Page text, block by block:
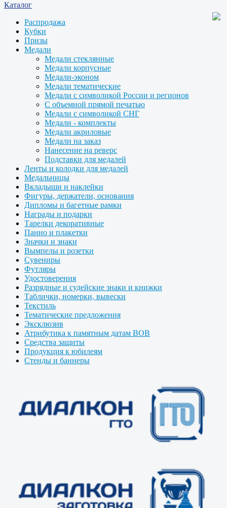
Каталог
Распродажа
Кубки
Призы
Медали
Медали стеклянные
Медали корпусные
Медали-эконом
Медали тематические
Медали с символикой России и регионов
С объемной прямой печатью
Медали с символикой СНГ
Медали - комплекты
Медали акриловые
Медали на заказ
Нанесение на реверс
Подставки для медалей
Ленты и колодки для медалей
Медальницы
Вкладыши и наклейки
Фигуры, держатели, основания
Дипломы и багетные рамки
Награды и подарки
Тарелки декоративные
Панно и плакетки
Значки и знаки
Вымпелы и розетки
Сувениры
Футляры
Удостоверения
Разрядные и судейские знаки и книжки
Таблички, номерки, вывески
Текстиль
Тематические предложения
Эксклюзив
Атрибутика к памятным датам ВОВ
Средства защиты
Продукция к юбилеям
Стенды и баннеры